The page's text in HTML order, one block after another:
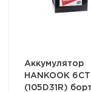
Аккумулятор
HANKOOK
(105D31R)